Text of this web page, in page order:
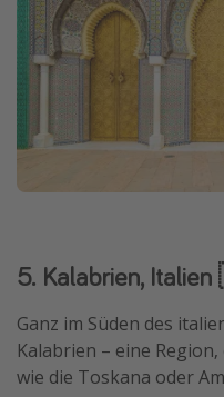
5. Kalabrien,
Ganz im Süden des
Kalabrien – eine
wie die Toskana oder